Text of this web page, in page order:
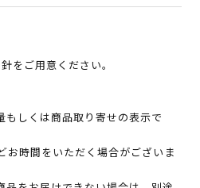
をご用意ください。
しくは商品取り寄せの表示で
お時間をいただく場合がございま